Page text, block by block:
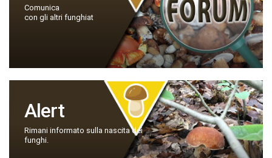
Comunica
con gli altri funghiat
Alert
Rimani informato sulla nascita dei
funghi.